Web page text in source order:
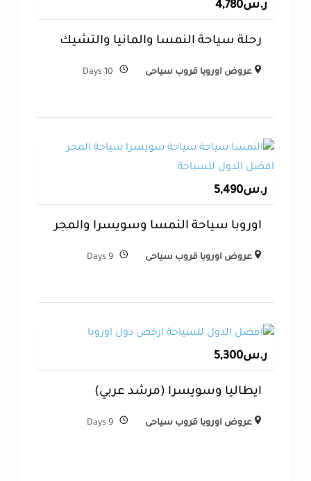
ر.س4,780
رحلة سياحة النمسا والمانيا والتشيك
عروض اوروبا قروب سياحى 10 Days
ر.س5,490
اوروبا سياحة النمسا وسويسرا والمجر
عروض اوروبا قروب سياحى 9 Days
ر.س5,300
ايطاليا وسويسرا (مرشد عربي)
عروض اوروبا قروب سياحى 9 Days